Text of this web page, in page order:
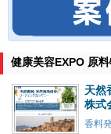
健康美容EXPO 原
天然
株式
香料